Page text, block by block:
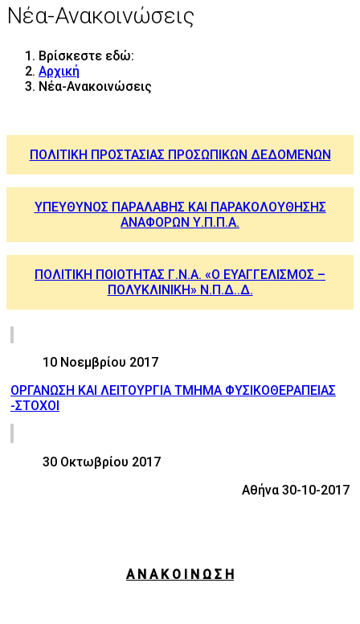
Νέα-Ανακοινώσεις
Βρίσκεστε εδώ:
Αρχική
Νέα-Ανακοινώσεις
ΠΟΛΙΤΙΚΗ ΠΡΟΣΤΑΣΙΑΣ ΠΡΟΣΩΠΙΚΩΝ ΔΕΔΟΜΕΝΩΝ
ΥΠΕΥΘΥΝΟΣ ΠΑΡΑΛΑΒΗΣ ΚΑΙ ΠΑΡΑΚΟΛΟΥΘΗΣΗΣ
ΑΝΑΦΟΡΩΝ Υ.Π.Π.Α.
ΠΟΛΙΤΙΚΗ ΠΟΙΟΤΗΤΑΣ Γ.Ν.Α. «Ο ΕΥΑΓΓΕΛΙΣΜΟΣ –
ΠΟΛΥΚΛΙΝΙΚΗ» Ν.Π.Δ..Δ.
10 Νοεμβρίου 2017
ΟΡΓΑΝΩΣΗ ΚΑΙ ΛΕΙΤΟΥΡΓΙΑ TMHMA ΦΥΣΙΚΟΘΕΡΑΠΕΙΑΣ
-ΣΤΟΧΟΙ
30 Οκτωβρίου 2017
Αθήνα 30-10-2017
Α Ν Α Κ Ο Ι Ν Ω Σ Η